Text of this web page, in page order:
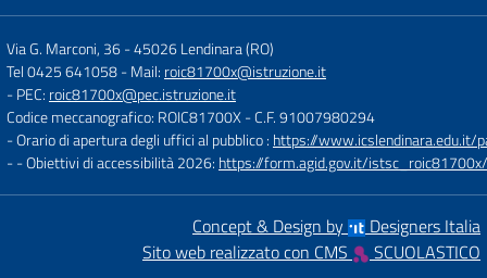
Via G. Marconi, 36-45026 Lendinara (RO)
Tel 0425 641058- Mail: roic81700x@istruzione.it
- PEC: roic81700x@pec.istruzione.it
Codice meccanografico: ROIC81700X- C.F. 91007980294
- Orario di apertura degli uffici al pubblico : https://www.icslendinara.edu.it/
- - Obiettivi di accessibilità 2026: https://form.agid.gov.it/
Concept & Design by
Designers Italia
Sito web realizzato con CMS
SCUOLASTICO